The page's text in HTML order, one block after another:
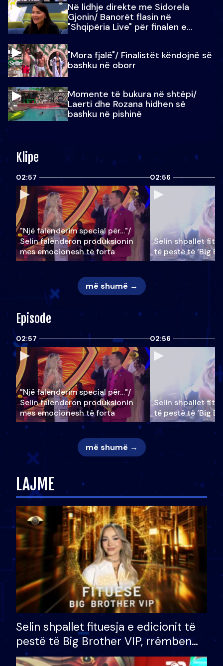
Në lidhje direkte me Sidorela
Gjonin/ Banorët flasin në
"Shqipëria Live" për finalen e
"Mora fjalë"/ Finalistët këndojnë së
bashku në oborr
Momente të bukura në shtëpi/
Laerti dhe Rozana hidhen së
bashku në pishinë
Klipe
02:57
"Një falenderim special për…"/
Selin falënderon produksionin
mes emocionesh të forta
02:56
Selin shpallet
të pestë të ‘Big
më shumë →
Episode
02:57
"Një falenderim special për…"/
Selin falënderon produksionin
mes emocionesh të forta
02:56
Selin shpallet
të pestë të ‘Big
më shumë →
LAJME
Selin shpallet fituesja e edicionit të
pestë të Big Brother VIP, rrëmben
çmimin e madh prej 100 mijë eurosh